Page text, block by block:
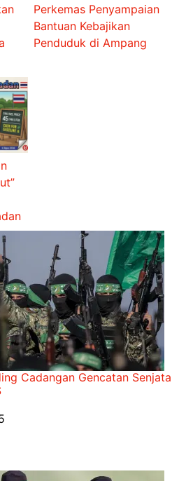
Perkemas Penyampaian
Bantuan Kebajikan
Penduduk di Ampang
Cadangan Gencatan Senjata